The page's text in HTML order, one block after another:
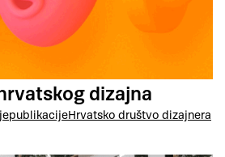
dizajna
publikacijeHrvatsko društvo dizajnera